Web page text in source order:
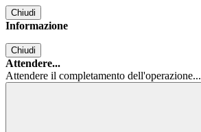
Chiudi
Informazione
Chiudi
Attendere...
Attendere il completamento dell'operazione...